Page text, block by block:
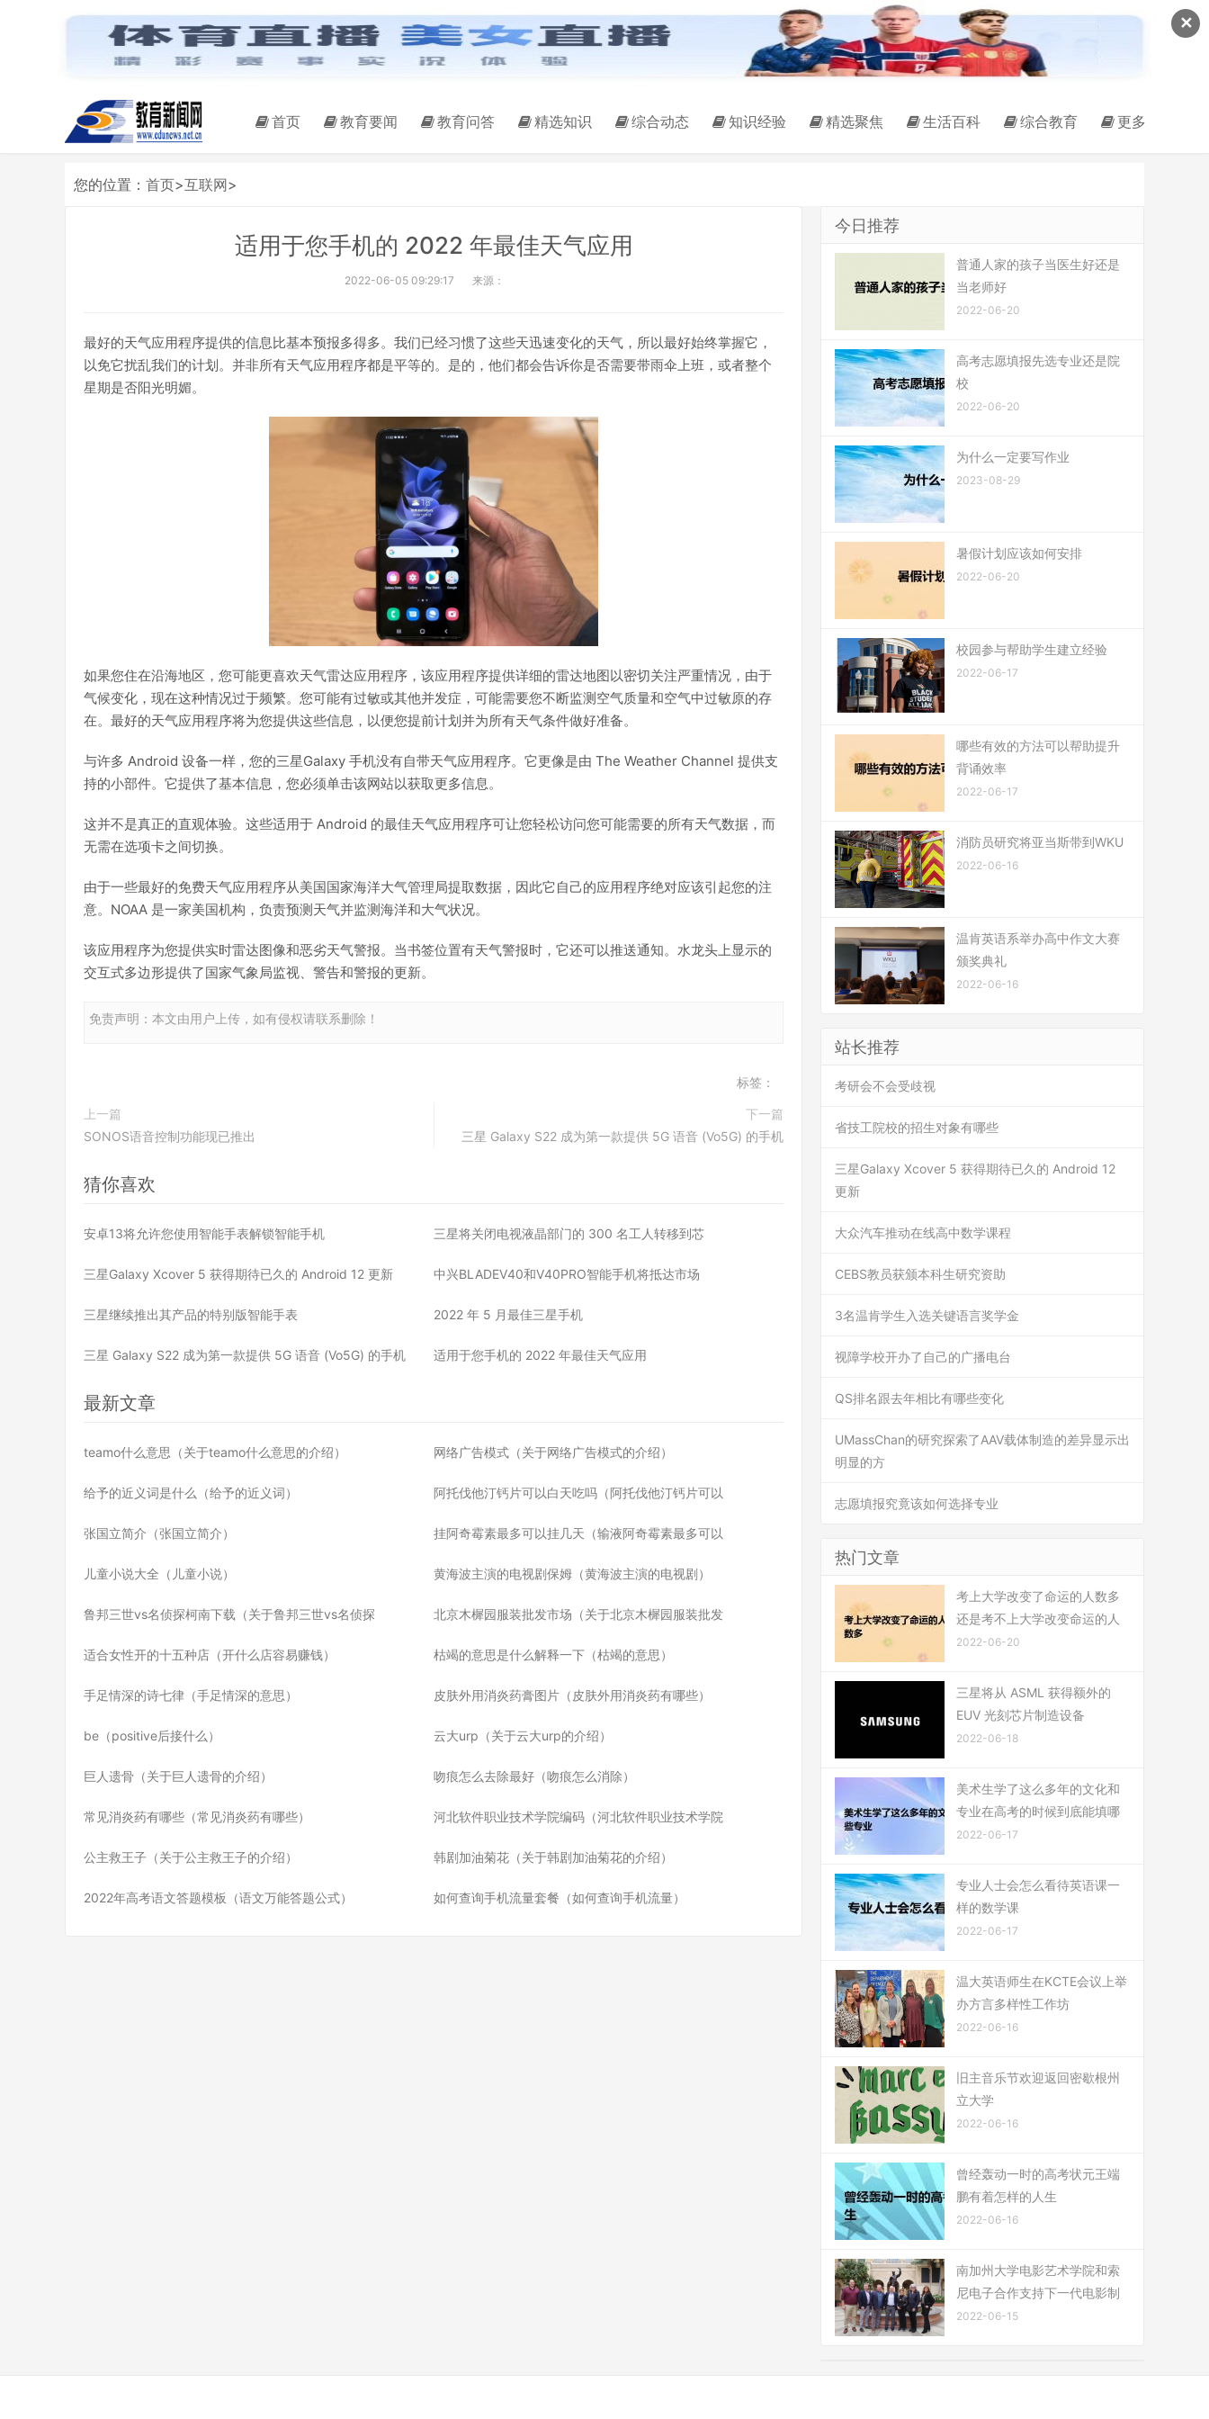
✕
首页 教育要闻 教育问答 精选知识 综合动态 知识经验 精选聚焦 生活百科 综合教育 更多
您的位置： 首页>互联网>
适用于您手机的 2022 年最佳天气应用
2022-06-05 09:29:17 来源：
最好的天气应用程序提供的信息比基本预报多得多。我们已经习惯了这些天迅速变化的天气，所以最好始终掌握它，
以免它扰乱我们的计划。并非所有天气应用程序都是平等的。是的，他们都会告诉你是否需要带雨伞上班，或者整个
星期是否阳光明媚。
如果您住在沿海地区，您可能更喜欢天气雷达应用程序，该应用程序提供详细的雷达地图以密切关注严重情况，由于
气候变化，现在这种情况过于频繁。您可能有过敏或其他并发症，可能需要您不断监测空气质量和空气中过敏原的存
在。最好的天气应用程序将为您提供这些信息，以便您提前计划并为所有天气条件做好准备。
与许多 Android 设备一样，您的三星Galaxy 手机没有自带天气应用程序。它更像是由 The Weather Channel 提供支
持的小部件。它提供了基本信息，您必须单击该网站以获取更多信息。
这并不是真正的直观体验。这些适用于 Android 的最佳天气应用程序可让您轻松访问您可能需要的所有天气数据，而
无需在选项卡之间切换。
由于一些最好的免费天气应用程序从美国国家海洋大气管理局提取数据，因此它自己的应用程序绝对应该引起您的注
意。NOAA 是一家美国机构，负责预测天气并监测海洋和大气状况。
该应用程序为您提供实时雷达图像和恶劣天气警报。当书签位置有天气警报时，它还可以推送通知。水龙头上显示的
交互式多边形提供了国家气象局监视、警告和警报的更新。
免责声明：本文由用户上传，如有侵权请联系删除！
标签：
上一篇
SONOS语音控制功能现已推出
下一篇
三星 Galaxy S22 成为第一款提供 5G 语音 (Vo5G) 的手机
猜你喜欢
安卓13将允许您使用智能手表解锁智能手机 三星将关闭电视液晶部门的 300 名工人转移到芯
三星Galaxy Xcover 5 获得期待已久的 Android 12 更新 中兴BLADEV40和V40PRO智能手机将抵达市场
三星继续推出其产品的特别版智能手表 2022 年 5 月最佳三星手机
三星 Galaxy S22 成为第一款提供 5G 语音 (Vo5G) 的手机 适用于您手机的 2022 年最佳天气应用
最新文章
teamo什么意思（关于teamo什么意思的介绍） 网络广告模式（关于网络广告模式的介绍）
给予的近义词是什么（给予的近义词） 阿托伐他汀钙片可以白天吃吗（阿托伐他汀钙片可以
张国立简介（张国立简介） 挂阿奇霉素最多可以挂几天（输液阿奇霉素最多可以
儿童小说大全（儿童小说） 黄海波主演的电视剧保姆（黄海波主演的电视剧）
鲁邦三世vs名侦探柯南下载（关于鲁邦三世vs名侦探 北京木樨园服装批发市场（关于北京木樨园服装批发
适合女性开的十五种店（开什么店容易赚钱） 枯竭的意思是什么解释一下（枯竭的意思）
手足情深的诗七律（手足情深的意思） 皮肤外用消炎药膏图片（皮肤外用消炎药有哪些）
be（positive后接什么） 云大urp（关于云大urp的介绍）
巨人遗骨（关于巨人遗骨的介绍） 吻痕怎么去除最好（吻痕怎么消除）
常见消炎药有哪些（常见消炎药有哪些） 河北软件职业技术学院编码（河北软件职业技术学院
公主救王子（关于公主救王子的介绍） 韩剧加油菊花（关于韩剧加油菊花的介绍）
2022年高考语文答题模板（语文万能答题公式） 如何查询手机流量套餐（如何查询手机流量）
今日推荐
普通人家的孩子当医生好还是
当老师好
2022-06-20
高考志愿填报先选专业还是院
校
2022-06-20
为什么一定要写作业
2023-08-29
暑假计划应该如何安排
2022-06-20
校园参与帮助学生建立经验
2022-06-17
哪些有效的方法可以帮助提升
背诵效率
2022-06-17
消防员研究将亚当斯带到WKU
2022-06-16
温肯英语系举办高中作文大赛
颁奖典礼
2022-06-16
站长推荐
考研会不会受歧视
省技工院校的招生对象有哪些
三星Galaxy Xcover 5 获得期待已久的 Android 12
更新
大众汽车推动在线高中数学课程
CEBS教员获颁本科生研究资助
3名温肯学生入选关键语言奖学金
视障学校开办了自己的广播电台
QS排名跟去年相比有哪些变化
UMassChan的研究探索了AAV载体制造的差异显示出
明显的方
志愿填报究竟该如何选择专业
热门文章
考上大学改变了命运的人数多
还是考不上大学改变命运的人
2022-06-20
三星将从 ASML 获得额外的
EUV 光刻芯片制造设备
2022-06-18
美术生学了这么多年的文化和
专业在高考的时候到底能填哪
2022-06-17
专业人士会怎么看待英语课一
样的数学课
2022-06-17
温大英语师生在KCTE会议上举
办方言多样性工作坊
2022-06-16
旧主音乐节欢迎返回密歇根州
立大学
2022-06-16
曾经轰动一时的高考状元王端
鹏有着怎样的人生
2022-06-16
南加州大学电影艺术学院和索
尼电子合作支持下一代电影制
2022-06-15